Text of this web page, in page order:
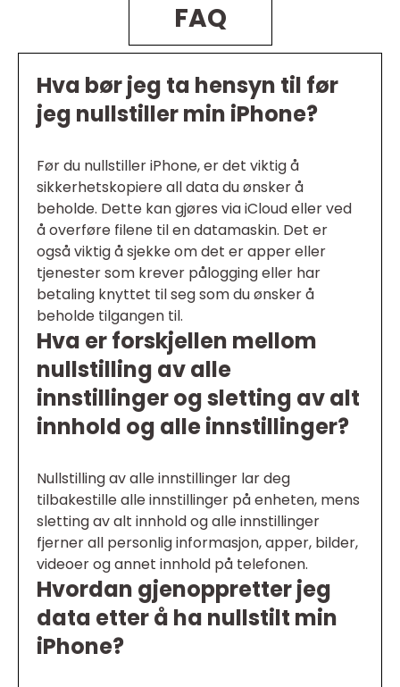
FAQ
Hva bør jeg ta hensyn til før
jeg nullstiller min iPhone?
Før du nullstiller iPhone, er det viktig å
sikkerhetskopiere all data du ønsker å
beholde. Dette kan gjøres via iCloud eller ved
å overføre filene til en datamaskin. Det er
også viktig å sjekke om det er apper eller
tjenester som krever pålogging eller har
betaling knyttet til seg som du ønsker å
beholde tilgangen til.
Hva er forskjellen mellom
nullstilling av alle
innstillinger og sletting av alt
innhold og alle innstillinger?
Nullstilling av alle innstillinger lar deg
tilbakestille alle innstillinger på enheten, mens
sletting av alt innhold og alle innstillinger
fjerner all personlig informasjon, apper, bilder,
videoer og annet innhold på telefonen.
Hvordan gjenoppretter jeg
data etter å ha nullstilt min
iPhone?